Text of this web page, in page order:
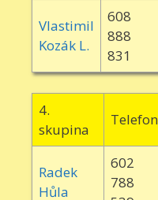
Vlastimil
Kozák L.
608
888
831
4.
skupina
Telefon
Radek
Hůla
602
788